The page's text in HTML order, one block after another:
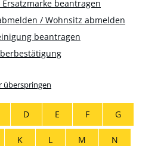
beantragen
/ Wohnsitz abmelden
beantragen
überspringen
D E F G
K L M N